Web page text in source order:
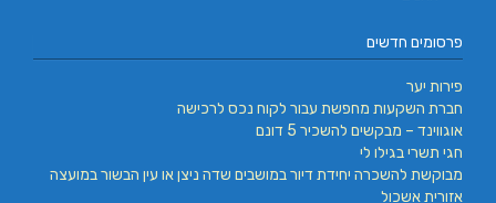
פרסומים חדשים
פירות יער
חברת השקעות מחפשת עבור לקוח נכס לרכישה
אוגווינד – מבקשים להשכיר 5 דונם
חגי תשרי בגילו לי
מבוקשת להשכרה יחידת דיור במושבים שדה ניצן או עין הבשור במועצה
אזורית אשכול